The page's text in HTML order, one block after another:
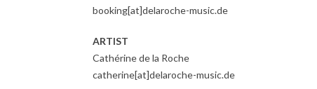
booking[at]delaroche-music.de
ARTIST
Cathérine de la Roche
catherine[at]delaroche-music.de